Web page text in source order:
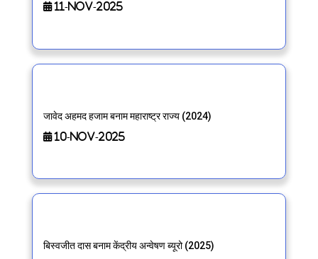
11-Nov-2025
जावेद अहमद हजाम बनाम महाराष्ट्र राज्य (2024)
10-Nov-2025
बिस्वजीत दास बनाम केंद्रीय अन्वेषण ब्यूरो (2025)